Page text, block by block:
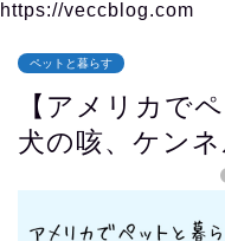
https://veccblog.com
ペットと暮らす
【アメリカで
犬の咳、ケン